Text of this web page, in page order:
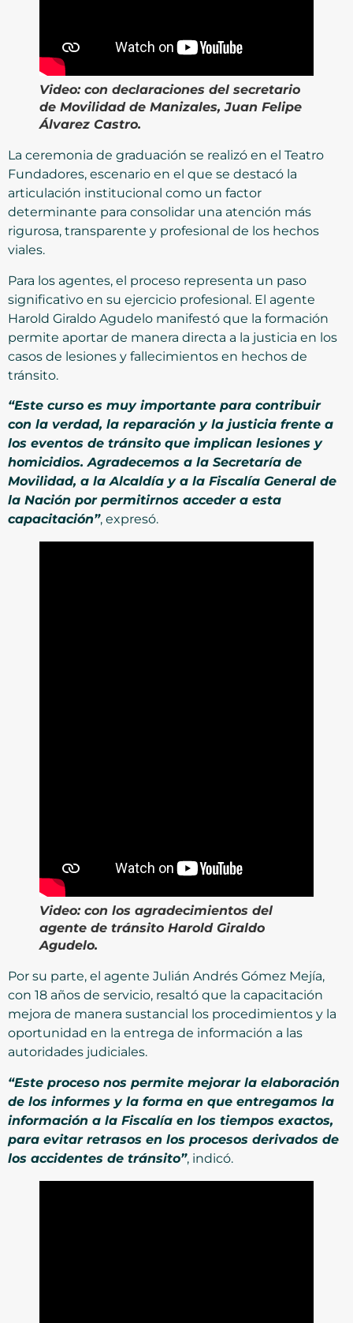
Video: con declaraciones del secretario
de Movilidad de Manizales, Juan Felipe
Álvarez Castro.
La ceremonia de graduación se realizó en el Teatro
Fundadores, escenario en el que se destacó la
articulación institucional como un factor
determinante para consolidar una atención más
rigurosa, transparente y profesional de los hechos
viales.
Para los agentes, el proceso representa un paso
significativo en su ejercicio profesional. El agente
Harold Giraldo Agudelo manifestó que la formación
permite aportar de manera directa a la justicia en los
casos de lesiones y fallecimientos en hechos de
tránsito.
“Este curso es muy importante para contribuir
con la verdad, la reparación y la justicia frente a
los eventos de tránsito que implican lesiones y
homicidios. Agradecemos a la Secretaría de
Movilidad, a la Alcaldía y a la Fiscalía General de
la Nación por permitirnos acceder a esta
capacitación”, expresó.
Video: con los agradecimientos del
agente de tránsito Harold Giraldo
Agudelo.
Por su parte, el agente Julián Andrés Gómez Mejía,
con 18 años de servicio, resaltó que la capacitación
mejora de manera sustancial los procedimientos y la
oportunidad en la entrega de información a las
autoridades judiciales.
“Este proceso nos permite mejorar la elaboración
de los informes y la forma en que entregamos la
información a la Fiscalía en los tiempos exactos,
para evitar retrasos en los procesos derivados de
los accidentes de tránsito”, indicó.